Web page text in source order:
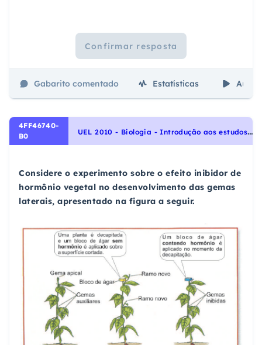
Confirmar resposta
Gabarito comentado Estatísticas Aulas
4FF46740-
B0
U
EL 2010 - Biologia - Introdução aos estudos das Plantas, Identidade dos seres vivos
Considere o experimento sobre o efeito inibidor de
hormônio vegetal no desenvolvimento das gemas
laterais, apresentado na figura a seguir.